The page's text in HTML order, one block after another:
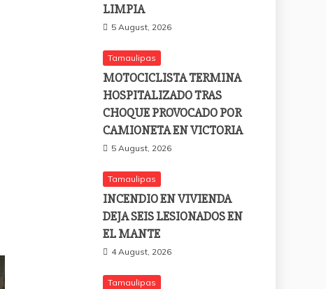
LIMPIA
5 August, 2026
Tamaulipas
MOTOCICLISTA TERMINA
HOSPITALIZADO TRAS
CHOQUE PROVOCADO POR
CAMIONETA EN VICTORIA
5 August, 2026
Tamaulipas
INCENDIO EN VIVIENDA
DEJA SEIS LESIONADOS EN
EL MANTE
4 August, 2026
Tamaulipas